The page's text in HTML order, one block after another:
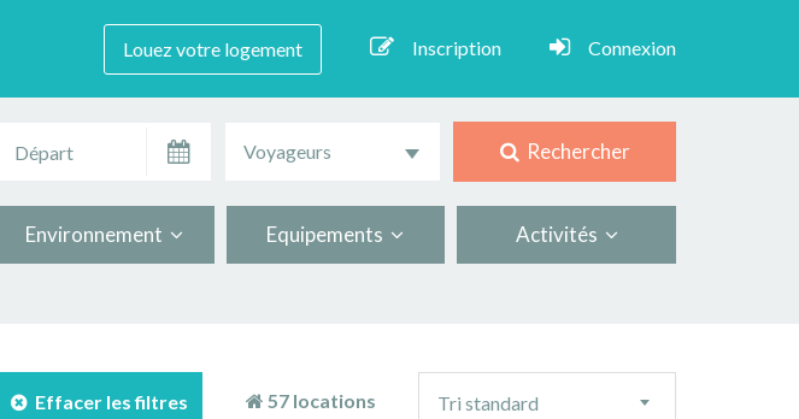
Louez votre logement Inscription Connexion
Voyageurs Rechercher
Environnement Equipements Activités
Effacer les filtres 57 locations Tri standard